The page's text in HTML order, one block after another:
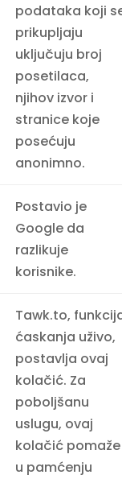
podataka koji
prikupljaju
uključuju broj
posetilaca,
njihov izvor i
stranice koje
posećuju
anonimno.
Postavio je
Google da
razlikuje
korisnike.
Tawk.to,
ćaskanja uživo,
postavlja ovaj
kolačić. Za
poboljšanu
uslugu, ovaj
kolačić pomaže
u pamćenju